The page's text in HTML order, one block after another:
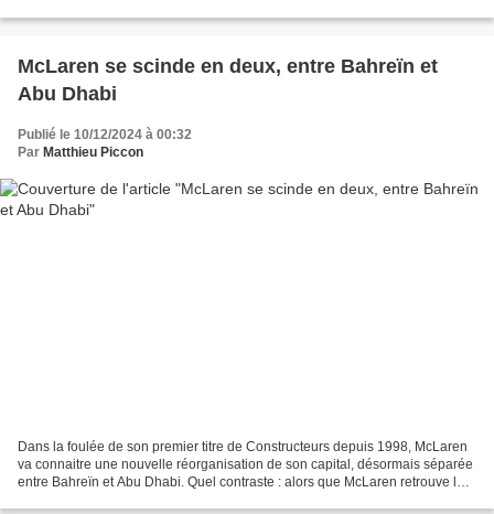
McLaren se scinde en deux, entre Bahreïn et
Abu Dhabi
Publié le 10/12/2024 à 00:32
Par Matthieu Piccon
Dans la foulée de son premier titre de Constructeurs depuis 1998, McLaren
va connaitre une nouvelle réorganisation de son capital, désormais séparée
entre Bahreïn et Abu Dhabi. Quel contraste : alors que McLaren retrouve le